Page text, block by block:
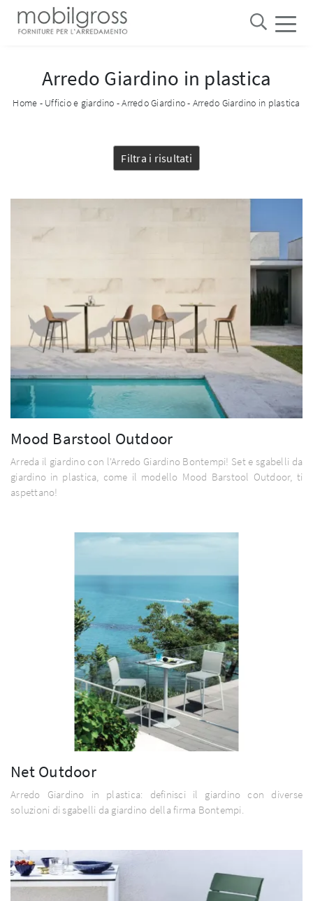
Arredo Giardino in plastica
Home - Ufficio e giardino -Arredo Giardino- Arredo Giardino in plastica
Filtra i risultati
Mood Barstool Outdoor
Arreda il giardino con l'Arredo Giardino Bontempi! Set e sgabelli da
giardino in plastica, come il modello Mood Barstool Outdoor, ti
aspettano!
Net Outdoor
Arredo Giardino in plastica: definisci il giardino con diverse
soluzioni di sgabelli da giardino della firma Bontempi.